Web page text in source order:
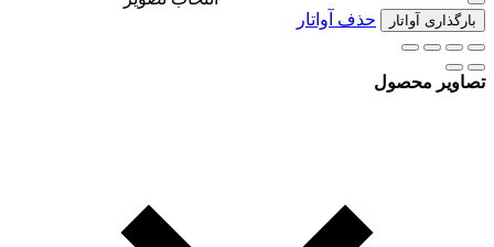
بارگذاری آواتار حذف آواتار
تصاویر محصول